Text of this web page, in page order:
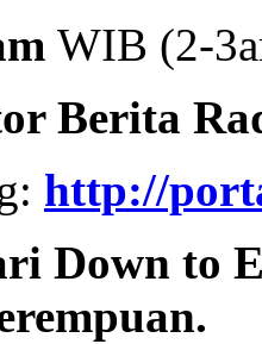
WIB (2-
Berita
http://
Down to